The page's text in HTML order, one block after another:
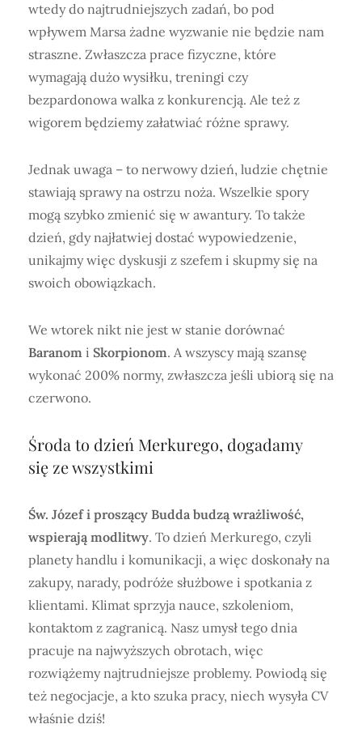
wtedy do najtrudniejszych zadań, bo pod
wpływem Marsa żadne wyzwanie nie będzie nam
straszne. Zwłaszcza prace fizyczne, które
wymagają dużo wysiłku, treningi czy
bezpardonowa walka z konkurencją. Ale też z
wigorem będziemy załatwiać różne sprawy.
Jednak uwaga – to nerwowy dzień, ludzie chętnie
stawiają sprawy na ostrzu noża. Wszelkie spory
mogą szybko zmienić się w awantury. To także
dzień, gdy najłatwiej dostać wypowiedzenie,
unikajmy więc dyskusji z szefem i skupmy się na
swoich obowiązkach.
We wtorek nikt nie jest w stanie dorównać
Baranom i Skorpionom. A wszyscy mają szansę
wykonać 200% normy, zwłaszcza jeśli ubiorą się na
czerwono.
Środa to dzień Merkurego, dogadamy
się ze wszystkimi
Św. Józef i proszący Budda budzą wrażliwość,
wspierają modlitwy. To dzień Merkurego, czyli
planety handlu i komunikacji, a więc doskonały na
zakupy, narady, podróże służbowe i spotkania z
klientami. Klimat sprzyja nauce, szkoleniom,
kontaktom z zagranicą. Nasz umysł tego dnia
pracuje na najwyższych obrotach, więc
rozwiążemy najtrudniejsze problemy. Powiodą się
też negocjacje, a kto szuka pracy, niech wysyła CV
właśnie dziś!